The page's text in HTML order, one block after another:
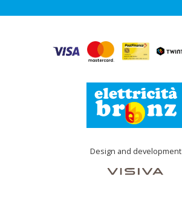
Design and development